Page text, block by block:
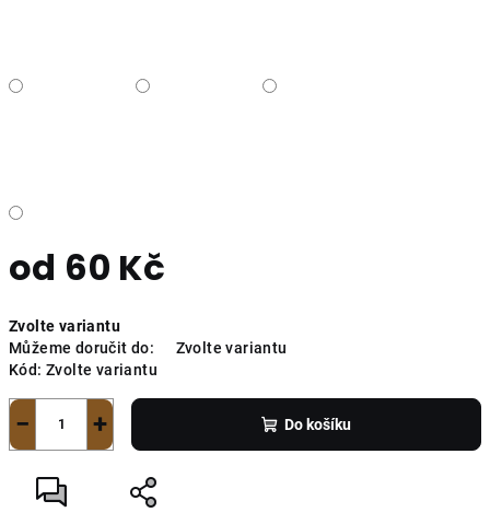
od 60 Kč
cena:
Zvolte variantu
Můžeme doručit do:
Zvolte variantu
Kód: Zvolte variantu
+
− Do košíku